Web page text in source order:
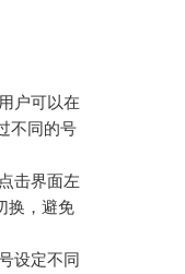
户可以在
不同的号
击界面左
换，避免
设定不同